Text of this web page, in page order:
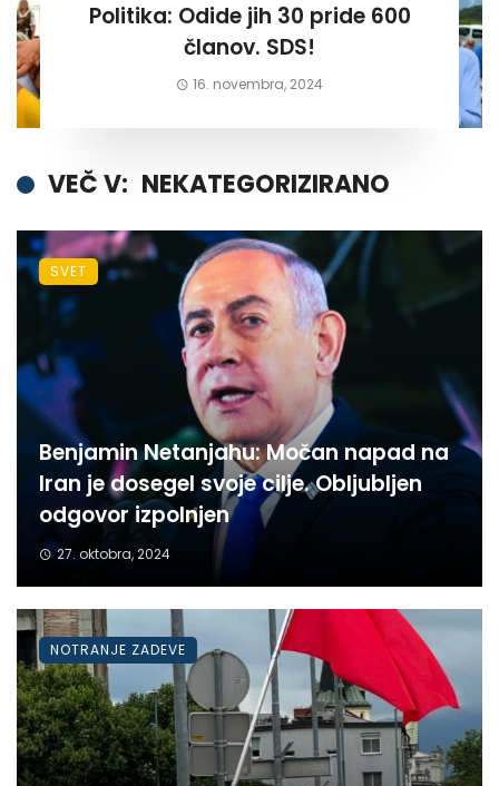
Politika: Odide jih 30 pride 600
članov. SDS!
16. novembra, 2024
VEČ V: NEKATEGORIZIRANO
Benjamin Netanjahu: Močan napad na
Iran je dosegel svoje cilje. Obljubljen
odgovor izpolnjen
27. oktobra, 2024
SVET
NOTRANJE ZADEVE